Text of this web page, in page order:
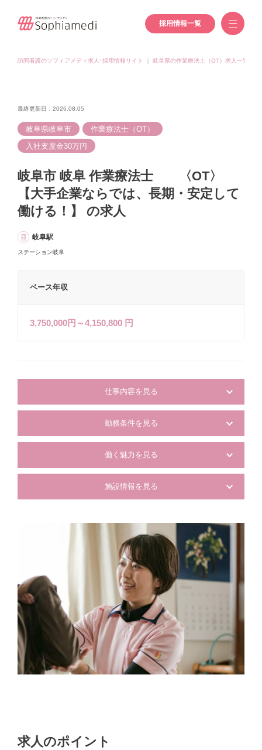
採用情報一覧
訪問看護のソフィアメディ求人･採用情報サイト 岐阜県の作業療法士（OT）求人一覧
最終更新日：2026.08.05
岐阜県岐阜市
作業療法士（OT）
入社支度金30万円
岐阜市 岐阜 作業療法士 〈OT〉
【大手企業ならでは、長期・安定して
働ける！】 の求人
岐阜駅
ステーション岐阜
ベース年収
3,750,000円～4,150,800 円
仕事内容を見る
勤務条件を見る
働く魅力を見る
施設情報を見る
求人のポイント